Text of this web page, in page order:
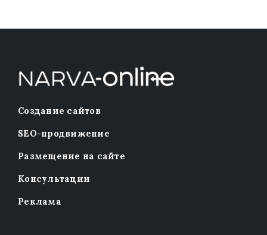
Создание сайтов
SEO-продвижение
Размещение на сайте
Консультации
Реклама